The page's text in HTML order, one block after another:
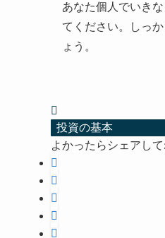
あなた個人でいき
てください。しっ
ょう。
投資の基本
よかったらシェアして